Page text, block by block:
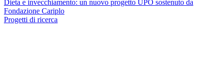
Dieta e invecchiamento: un nuovo progetto UPO sostenuto da
Fondazione Cariplo
Progetti di ricerca